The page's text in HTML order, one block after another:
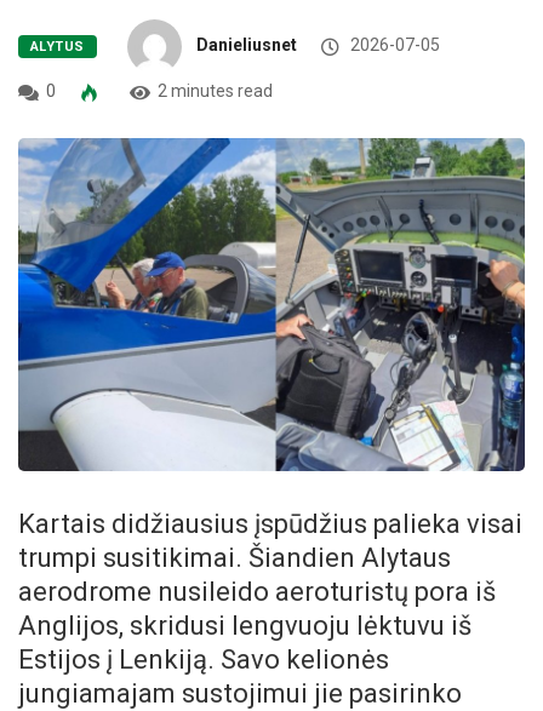
ALYTUS Danieliusnet 2026-07-05
0 2 minutes read
Kartais didžiausius įspūdžius palieka visai
trumpi susitikimai. Šiandien Alytaus
aerodrome nusileido aeroturistų pora iš
Anglijos, skridusi lengvuoju lėktuvu iš
Estijos į Lenkiją. Savo kelionės
jungiamajam sustojimui jie pasirinko